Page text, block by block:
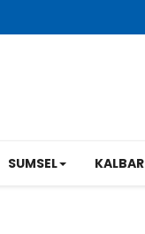
SUMSEL KALBAR